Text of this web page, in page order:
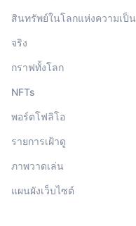
สินทรัพย์ในโลกแห่งความเป็น
จริง
กราฟทั้งโลก
NFTs
พอร์ตโฟลิโอ
รายการเฝ้าดู
ภาพวาดเล่น
แผนผังเว็บไซต์